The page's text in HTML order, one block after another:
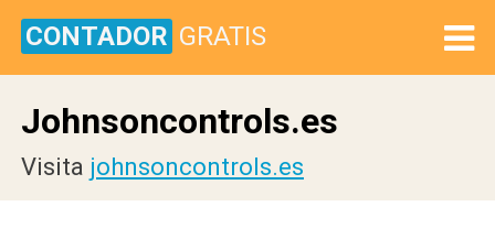
CONTADOR GRATIS
Johnsoncontrols.es
Visita johnsoncontrols.es